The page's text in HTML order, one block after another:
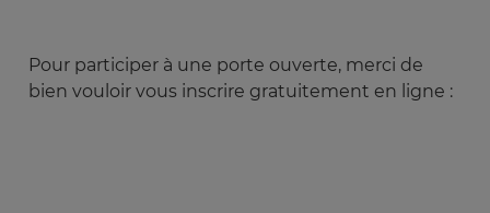
Pour participer à une porte ouverte, merci de
bien vouloir vous inscrire gratuitement en ligne :